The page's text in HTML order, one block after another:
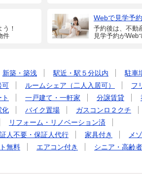
！
件
Webで見学予
予約後は、不動
見学予約がWeb
新築・築浅 駅近・駅５分以内
駐車
可 ルームシェア（二人入居可） フ
一戸建て・一軒家 分譲賃貸
化 バイク置場
ガスコンロ２クチ
リフォーム・リノベーション済
人不要・保証人代行 家具付き
メ
無料 エアコン付き
シニア・高齢